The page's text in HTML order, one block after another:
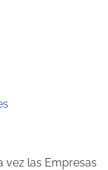
vez las Empresas